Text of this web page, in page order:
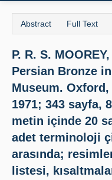
About
Journal Boards
Principles
Publication Policies
Guidelines
Contact Us
Abstract Full Text
P. R. S.
Persian Bronze
Museum.
1971; 343 sayfa,
metin içinde 20
adet terminoloji
arasında;
listesi,